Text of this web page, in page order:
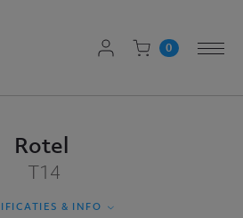
AANMELDEN
WINKELWAGEN
0
Rotel
T14
& INFO